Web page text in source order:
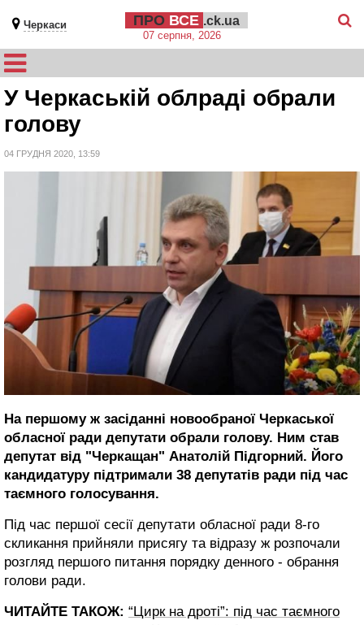
Черкаси ПРО ВСЕ .ck.ua
07 серпня, 2026
У Черкаській облраді обрали
голову
04 ГРУДНЯ 2020, 13:59
На першому ж засіданні новообраної Черкаської
обласної ради депутати обрали голову. Ним став
депутат від "Черкащан" Анатолій Підгорний. Його
кандидатуру підтримали 38 депутатів ради під час
таємного голосування.
Під час першої сесії депутати обласної ради 8-го
скликання прийняли присягу та відразу ж розпочали
розгляд першого питання порядку денного - обрання
голови ради.
ЧИТАЙТЕ ТАКОЖ: “Цирк на дроті”: під час таємного